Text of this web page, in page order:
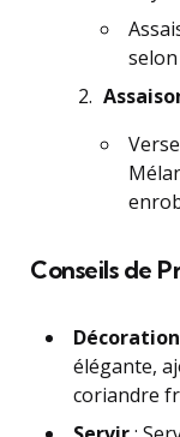
Conseils de
Décoration
élégante,
coriandre